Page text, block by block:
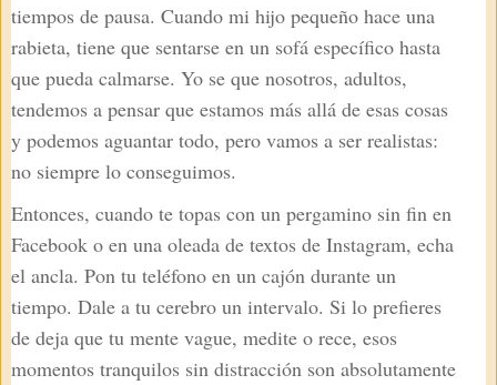
tiempos de pausa. Cuando mi hijo pequeño hace una
rabieta, tiene que sentarse en un sofá específico hasta
que pueda calmarse. Yo se que nosotros, adultos,
tendemos a pensar que estamos más allá de esas cosas
y podemos aguantar todo, pero vamos a ser realistas:
no siempre lo conseguimos.
Entonces, cuando te topas con un pergamino sin fin en
Facebook o en una oleada de textos de Instagram, echa
el ancla. Pon tu teléfono en un cajón durante un
tiempo. Dale a tu cerebro un intervalo. Si lo prefieres
de deja que tu mente vague, medite o rece, esos
momentos tranquilos sin distracción son absolutamente